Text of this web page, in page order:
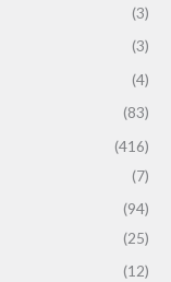
(3)
(3)
(4)
(83)
(416)
(7)
(94)
(25)
(12)